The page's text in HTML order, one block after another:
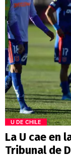
U DE CHILE
La U cae en
Tribunal de